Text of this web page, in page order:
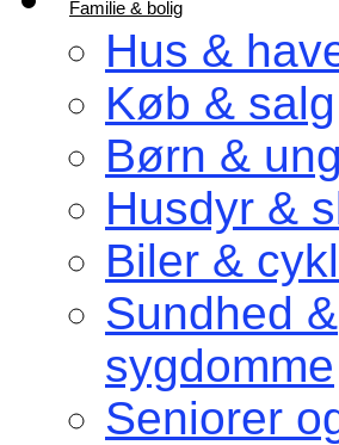
Familie & bolig
Hus &
Køb & salg
Børn &
Husdyr &
Biler &
Sundhed &
sygdomme
Seniorer